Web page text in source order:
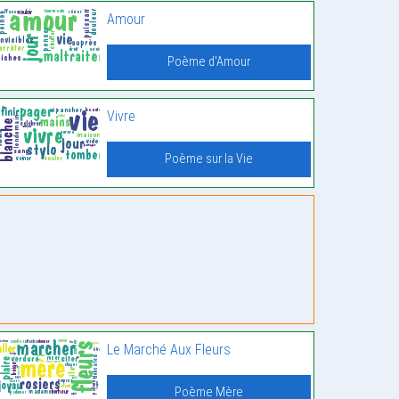
Amour
Poème d'Amour
Vivre
Poème sur la Vie
Le Marché Aux Fleurs
Poème Mère